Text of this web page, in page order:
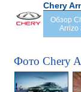
Chery
Обзор
Arrizo
Фото Chery